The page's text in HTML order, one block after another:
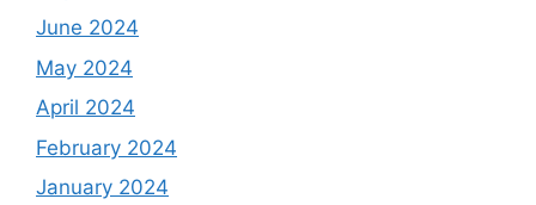
June 2024
May 2024
April 2024
February 2024
January 2024